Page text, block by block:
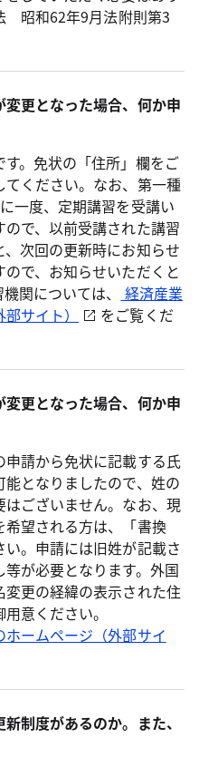
昭和62年9月法附則第3
更となった場合、何か申
。免状の「住所」欄をご
ください。なお、第一種
一度、定期講習を受講い
で、以前受講された講習
次回の更新時にお知らせ
で、お知らせいただくと
関については、
経済産業
サイト）
をご覧くだ
更となった場合、何か申
請から免状に記載する氏
となりましたので、姓の
ございません。なお、現
望される方は、「書換
。申請には旧姓が記載さ
が必要となります。外国
更の経緯の表示された住
意ください。
ホームページ（外部サイ
制度があるのか。また、